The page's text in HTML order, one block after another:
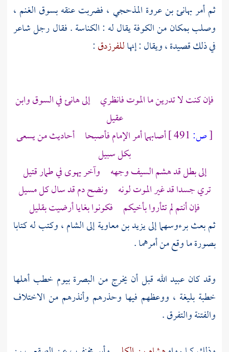
ثم أمربهانئ بن عروة المذحجي ، فضربت عنقه بسوق الغنم ،
وصلب بمكان منالكوفةيقال له : الكناسة . فقال رجل شاعر
في ذلك قصيدة ، ويقال : إنهاللفرزدق:
فإن كنت لا تدرين ما الموت فانظري إلىهانئفي السوقوابن
عقيل
[ص:
أصابهما أمر الإمام فأصبحا أحاديث من يسعى
بكل سبيل
إلى بطل قد هشم السيف وجهه وآخر يهوى في طمار قتيل
تري جسدا قد غير الموت لونه ونضح دم قد سال كل مسيل
فإن أنتم لم تثأروا بأخيكم فكونوا بغايا أرضيت بقليل
ثم بعث برءوسهما إلىيزيد بن معاويةإلىالشام، وكتب له كتابا
بصورة ما وقع من أمرهما .
وقد كان عبيد الله قبل أن يخرج من البصرةبيوم خطب أهلها
خطبة بليغة ، ووعظهم فيها وحذرهم وأنذرهم من الاختلاف
والفتنة والتفرق .